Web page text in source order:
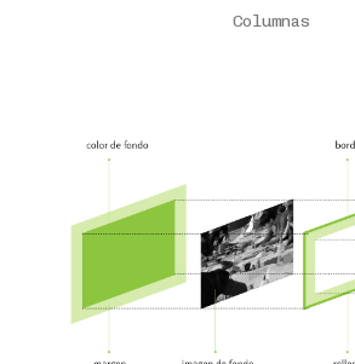
Columnas